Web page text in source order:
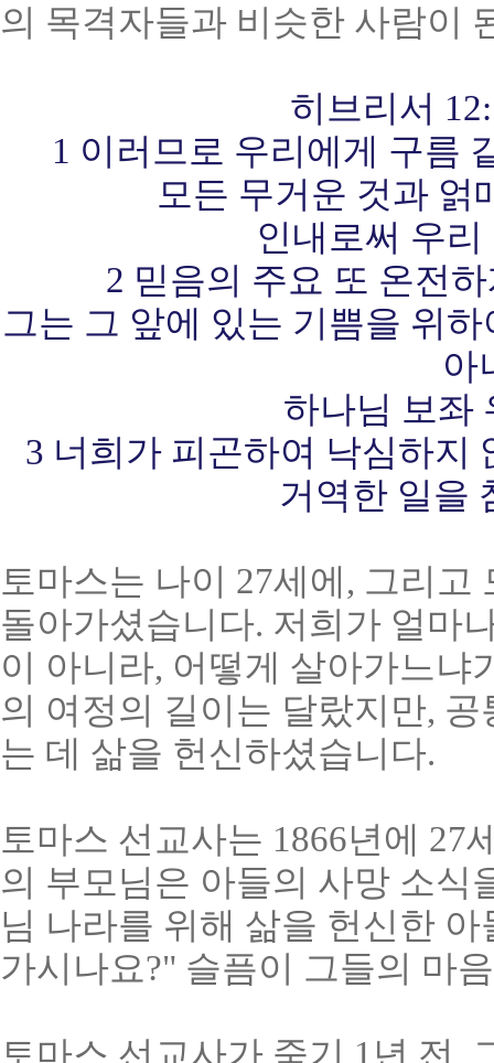
의 목격자들과 비슷한 사람이
히브리서
1 이러므로 우리에게 구름
모든 무거운 것과 얽
인내로써 우
2 믿음의 주요 또 온전
그는 그 앞에 있는 기쁨을 위
아
하나님 보좌
3 너희가 피곤하여 낙심하지
거역한 일을
토마스는 나이 27세에, 그리
돌아가셨습니다. 저희가 얼마
이 아니라, 어떻게 살아가느냐
의 여정의 길이는 달랐지만,
는 데 삶을 헌신하셨습니다.
토마스 선교사는 1866년에 27
의 부모님은 아들의 사망 소식
님 나라를 위해 삶을 헌신한
가시나요?" 슬픔이 그들의 마
토마스 선교사가 죽기 1년 전,